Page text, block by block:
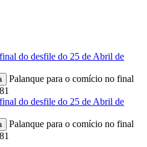
Palanque para o comício no final
Palanque para o comício no final